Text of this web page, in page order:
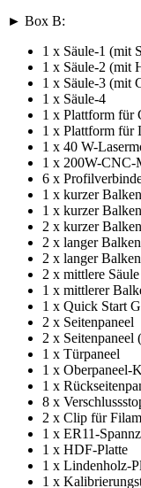
► Box B:
1 x Säule-1 (mit
1 x Säule-2 (mit
1 x Säule-3 (mit
1 x Säule-4
1 x Plattform für
1 x Plattform für
1 x 40 W-
1 x 200W-CNC-
6 x
1 x kurzer Balken
1 x kurzer
2 x kurzer
2 x langer Balken
2 x langer
2 x mittlere Säule
1 x mittlerer
1 x Quick Start
2 x Seitenpaneel
2 x
1 x Türpaneel
1 x Oberpaneel-
1 x
8 x
2 x Clip für
1 x ER11-
1 x HDF-Platte
1 x Lindenholz-
1 x